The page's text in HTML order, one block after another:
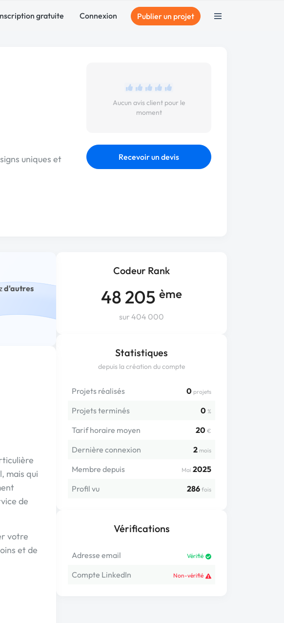
gratuite Connexion Publier un projet
uniques et
Aucun avis client pour le
moment
Recevoir un devis
Codeur Rank
48 205 ème
sur 404 000
Statistiques
depuis la création du compte
Projets réalisés 0 projets
Projets terminés 0 %
Tarif horaire moyen 20 €
Dernière connexion 2 mois
Membre depuis Mai 2025
Profil vu
286 fois
Vérifications
Adresse email Vérifié
Compte LinkedIn Non-vérifié
d'autres
mais qui
de
votre
et de